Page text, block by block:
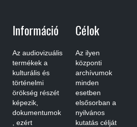
Információ
Az audiovizuális
termékek a
kulturális és
történelmi
örökség részét
képezik,
dokumentumok
, ezért
Célok
Az ilyen
központi
archívumok
minden
esetben
elsősorban a
nyilvános
kutatás célját